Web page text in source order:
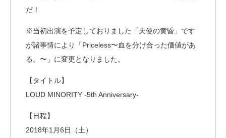
だ！
※当初出演を予定しておりました「天使の黄昏」です
が諸事情により「Priceless〜血を分け合った価値があ
る。〜」に変更となりました。
【タイトル】
LOUD MINORITY -5th Anniversary-
【日程】
2018年1月6日（土）